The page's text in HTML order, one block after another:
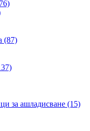
(87)
за ашладисване (15)